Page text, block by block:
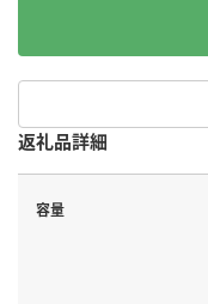
返礼品詳細
容量